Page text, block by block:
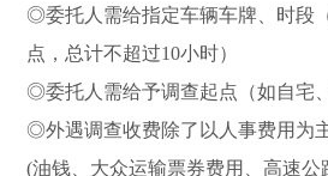
◎委托人需给指定车辆车牌、时段
点，总计不超过10小时）
◎委托人需给予调查起点（如自宅
◎外遇调查收费除了以人事费用为
(油钱、大众运输票券费用、高速公